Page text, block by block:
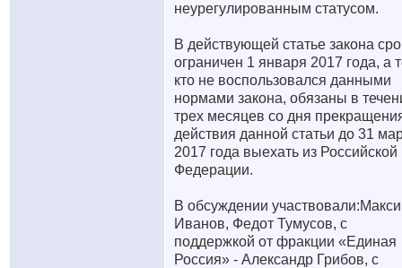
неурегулированным статусом.
В действующей статье закона
ограничен 1 января 2017 года, а
кто не воспользовался данными
нормами закона, обязаны в
трех месяцев со дня
действия данной статьи до 31
2017 года выехать из Российской
Федерации.
В обсуждении
Иванов, Федот Тумусов, с
поддержкой от фракции «Единая
Россия» - Александр Грибов, с